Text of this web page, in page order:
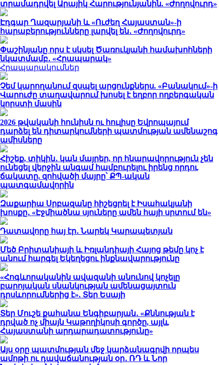
տրամադրվել Արայիկ Հարությունյանին. «Ժողովուրդ»
Էդգար Ղազարյանի և «Ուժեղ Հայաստան»-ի
հարաբերությունները լարվել են․ «Ժողովուրդ»
Փաշինյանը որս է սկսել Ծառուկյանի համախոհների
նկատմամբ․ «Հրապարակ»
Հրապարակումներ
Չեմ կարողանում զսպել արցունքներս. «Բանակում»-ի
Վարուժը տաղավարում խոսել է եղբոր ողբերգական
կորստի մասին
2026 թվականի հունիսն ու հուլիսը Եվրոպայում
դարձել են դիտարկումների պատմության ամենաշոգ
ամիսները
Հիշեք, տիկին․ կան մայրեր, որ հնարավորություն չեն
ունեցել վերջին անգամ համբուրելու իրենց որդու
ճակատը. զոհվածի մայրը՝ ՔՊ-ական
պատգամավորին
Զաքարիա Սրբազանը հիշեցրել է Իսահակյանի
խոսքը․ «Էջմիածնա սյուները ամեն հայի սրտում են»
Դատավորը հայ էր․ Նարեկ Կարապետյան
Մեծ Բրիտանիայի և Իռլանդիայի Հայոց թեմը կոչ է
անում հարգել Եկեղեցու ինքնավարությունը
«Հոգևորականին ավազանի անունով կոչելը
բարոյական սնանկության ամենացայտուն
դրսևորումներից է». Տեր Եսայի
Տեր Մուշե քահանա Ենգիբարյան․ «Քննության է
դրված ոչ միայն Կաթողիկոսի գործը, այլև
Հայաստանի արդարադատությունը»
Այս օրը պատմության մեջ կարձանագրվի որպես
ամոթի ու դավաճանության օր․ ՌԴ և Նոր